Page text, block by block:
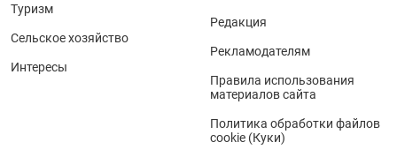
Туризм
Сельское хозяйство
Интересы
Редакция
Рекламодателям
Правила использования
материалов сайта
Политика обработки файлов
cookie (Куки)